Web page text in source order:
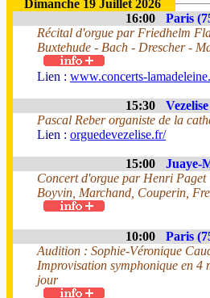
Dimanche 19 Juillet 2026
16:00
Paris
Récital d'orgue par Friedhelm
Buxtehude - Bach - Drescher -
Lien : www.concerts-
15:30
Pascal Reber organiste de la
Lien : orguedevezelise.fr/
15:00 Juaye-
Concert d'orgue par Henri Paget
Boyvin, Marchand, Couperin,
10:00 Paris
Audition : Sophie-Véronique
Improvisation symphonique en 4
jour